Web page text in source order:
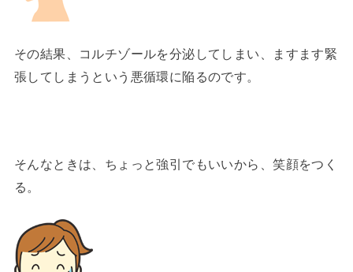
その結果、コルチゾールを分泌してしまい、ますます緊
張してしまうという悪循環に陥るのです。
そんなときは、ちょっと強引でもいいから、笑顔をつく
る。